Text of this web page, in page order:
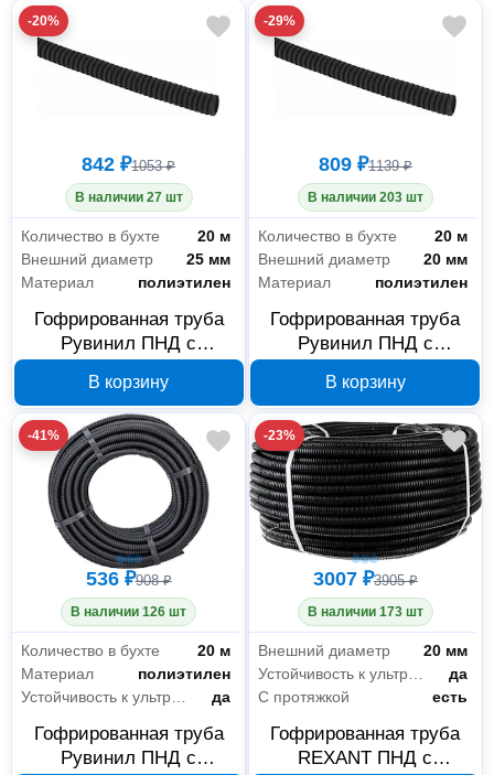
-20%
842 ₽1053 ₽
В наличии 27 шт
Количество в бухте
20 м
Внешний диаметр
25 мм
Материал
полиэтилен
Гофрированная труба
Рувинил ПНД с
черная 22501(20)
В корзину
-29%
809 ₽1139 ₽
В наличии 203 шт
Количество в бухте
20 м
Внешний диаметр
20 мм
Материал
полиэтилен
Гофрированная труба
Рувинил ПНД с
черная 22001(20)
В корзину
-41%
536 ₽908 ₽
В наличии 126 шт
Количество в бухте
20 м
Материал
полиэтилен
да
Гофрированная труба
Рувинил ПНД с
-23%
3007 ₽3905 ₽
В наличии 173 шт
Внешний диаметр
20 мм
Устойчивость к ультрафиолету
да
С протяжкой
есть
Гофрированная труба
REXANT ПНД с